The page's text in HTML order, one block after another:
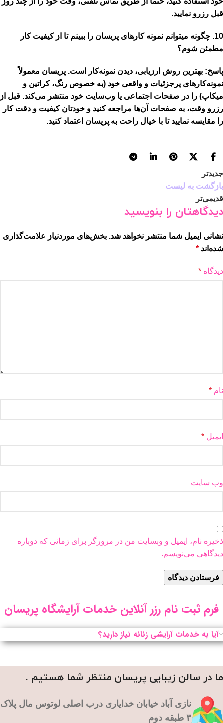
قبل رزرو نمایید.
10. چگونه میتوانم نمونه کارهای پریسان را ببینم تا از کیفیت کار
مطمئن شوم؟
پاسخ: بهترین روش ارزیابی، دیدن نمونه‌کار است. پریسان معمولاً
نمونه‌کارهای پرجزئیات و واقعی خود (به خصوص رنگ، کراتین و
میکاپ) را در صفحات اجتماعی یا وب‌سایت خود منتشر می‌کند. قبل از
رزرو وقت، به صفحات آن‌ها مراجعه کنید و خودتان کیفیت و دقت کار
را مقایسه نمایید تا با خیال راحت به پریسان اعتماد کنید.
جدیدتر
بازگشت به لیست
قدیمی‌تر
دیدگاهتان را بنویسید
نشانی ایمیل شما منتشر نخواهد شد. بخش‌های موردنیاز علامت‌گذاری
شده‌اند *
دیدگاه *
نام *
ایمیل *
وب‌ سایت
ذخیره نام، ایمیل و وبسایت من در مرورگر برای زمانی که دوباره
دیدگاهی می‌نویسم.
فرم ثبت نام رزر آنلاین خدمات آرایشگاه پریسان
آیا به خدمات آرایشی زنانه نیاز دارید؟
ما در سالن زیبایی پریسان منتظر شما هستیم .
نازی آباد خیابان خدایاری درب اصلی لوتوس مال پلاک
۳ طبقه دوم